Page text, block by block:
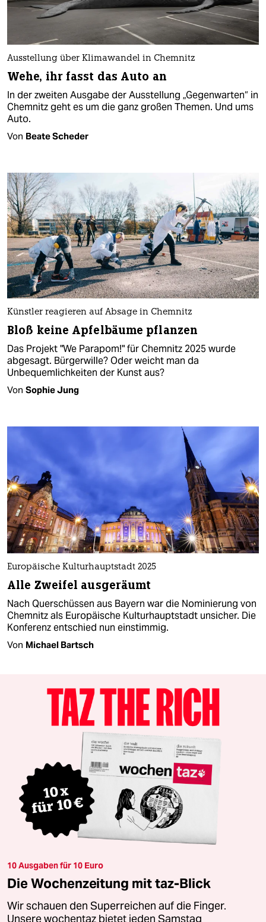
Ausstellung über Klimawandel in Chemnitz
Wehe, ihr fasst das Auto an
In der zweiten Ausgabe der Ausstellung „Gegenwarten“ in
Chemnitz geht es um die ganz großen Themen. Und ums
Auto.
Von Beate Scheder
Künstler reagieren auf Absage in Chemnitz
Bloß keine Apfelbäume pflanzen
Das Projekt "We Parapom!" für Chemnitz 2025 wurde
abgesagt. Bürgerwille? Oder weicht man da
Unbequemlichkeiten der Kunst aus?
Von Sophie Jung
Europäische Kulturhauptstadt 2025
Alle Zweifel ausgeräumt
Nach Querschüssen aus Bayern war die Nominierung von
Chemnitz als Europäische Kulturhauptstadt unsicher. Die
Konferenz entschied nun einstimmig.
Von Michael Bartsch
10 Ausgaben für 10 Euro
Die Wochenzeitung mit taz-Blick
Wir schauen den Superreichen auf die Finger.
Unsere wochentaz bietet jeden Samstag